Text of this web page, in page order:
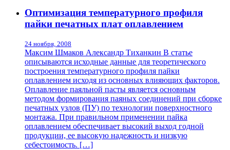
Оптимизация температурного профиля
пайки печатных плат оплавлением
24 ноября, 2008
Максим Шмаков Александр Тиханкин В статье
описываются исходные данные для теоретического
построения температурного профиля пайки
оплавлением исходя из основных влияющих факторов.
Оплавление паяльной пасты является основным
методом формирования паяных соединений при сборке
печатных узлов (ПУ) по технологии поверхностного
монтажа. При правильном применении пайка
оплавлением обеспечивает высокий выход годной
продукции, ее высокую надежность и низкую
себестоимость. […]